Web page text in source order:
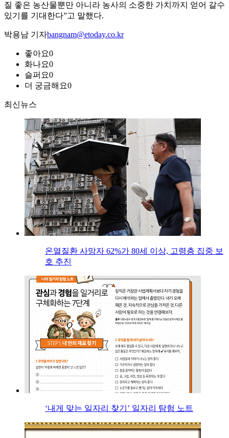
질 좋은 농산물뿐만 아니라 농사의 소중한 가치까지 얻어 갈수
있기를 기대한다”고 말했다.
박용남 기자bangnam@etoday.co.kr
좋아요0
화나요0
슬퍼요0
더 궁금해요0
최신뉴스
온열질환 사망자 62%가 80세 이상, 고령층 집중 보
호 추진
‘내게 맞는 일자리 찾기’ 일자리 탐험 노트